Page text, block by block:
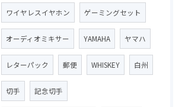
ワイヤレスイヤホン ゲーミングセット
オーディオミキサー YAMAHA ヤマハ
レターパック 郵便 WHISKEY 白州
切手 記念切手